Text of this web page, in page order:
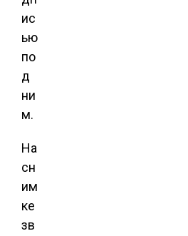
ис
ью
по
д
ни
м.
На
сн
им
ке
зв